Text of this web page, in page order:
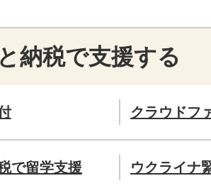
納税で支援する
クラウドフ
で留学支援 ウクライナ